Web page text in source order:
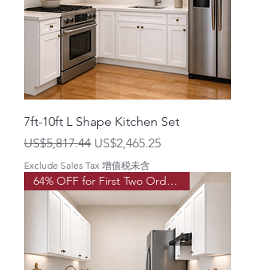
7ft-10ft L Shape Kitchen Set
一般價格
US$5,817.44 促銷價格
US$2,465.25
Exclude Sales Tax 增值税未含
64% OFF for First Two Order!